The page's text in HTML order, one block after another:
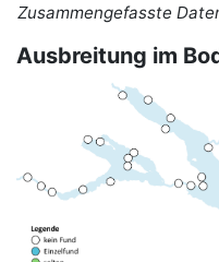
Zusammengefasste
Ausbreitung im